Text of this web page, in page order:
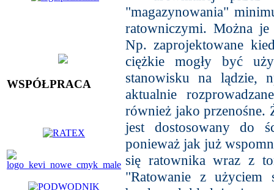
WSPÓŁPRACA
"magazynowania"
ratowniczymi. Można
Np. zaprojektowane
ciężkie mogły być
stanowisku na lądzie,
aktualnie
również jako przenośne.
jest dostosowany do
ponieważ jak już
się ratownika wraz z
"Ratowanie z użyciem